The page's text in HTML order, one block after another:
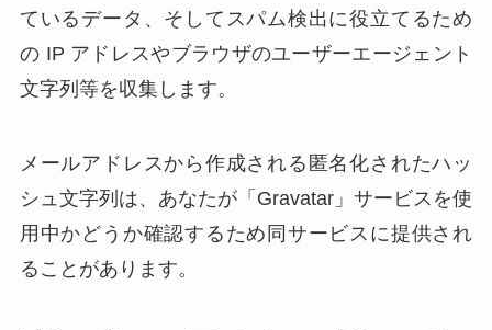
ているデータ、そしてスパム検出に役立てるため
の IP アドレスやブラウザのユーザーエージェント
文字列等を収集します。
メールアドレスから作成される匿名化されたハッ
シュ文字列は、あなたが「Gravatar」サービスを使
用中かどうか確認するため同サービスに提供され
ることがあります。